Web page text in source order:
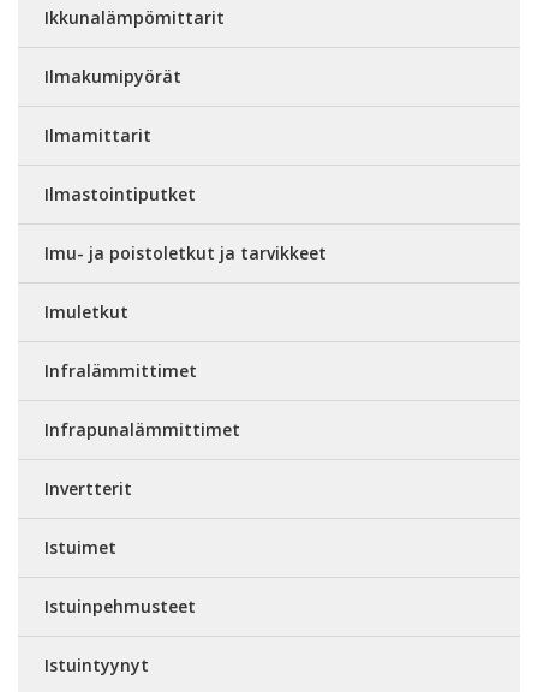
Ikkunalämpömittarit
Ilmakumipyörät
Ilmamittarit
Ilmastointiputket
Imu- ja poistoletkut ja tarvikkeet
Imuletkut
Infralämmittimet
Infrapunalämmittimet
Invertterit
Istuimet
Istuinpehmusteet
Istuintyynyt